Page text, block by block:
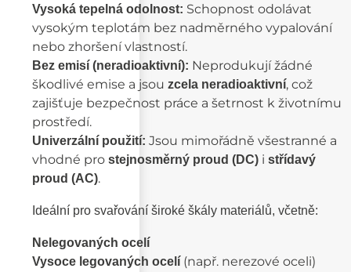
Vysoká tepelná odolnost: Schopnost odolávat
vysokým teplotám bez nadměrného vypalování
nebo zhoršení vlastností.
Bez emisí (neradioaktivní): Neprodukují žádné
škodlivé emise a jsouzcela neradioaktivní, což
zajišťuje bezpečnost práce a šetrnost k životnímu
prostředí.
Univerzální použití: Jsou mimořádně všestranné a
vhodné prostejnosměrný proud (DC) istřídavý
proud (AC).
Ideální pro svařování široké škály materiálů, včetně:
Nelegovaných ocelí
Vysoce legovaných ocelí(např. nerezové oceli)